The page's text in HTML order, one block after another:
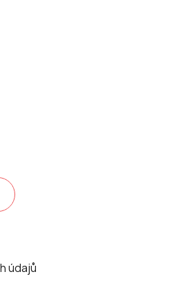
údajů